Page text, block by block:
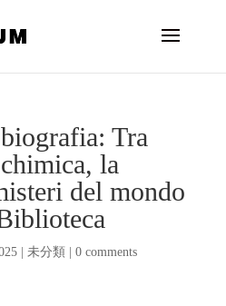
Tra
la
del mondo
| 未分類 0 comments